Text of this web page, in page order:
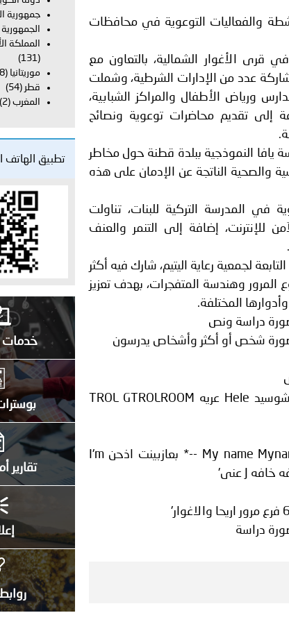
اختتام المؤتمر العربي الثاني عشر للمسؤولين عن الأمن
والفعاليات التوعوية في محافظات
قرى الأغوار الشمالية، بالتعاون مع
عدد من الإدارات الشرطية، وشملت
ورياض الأطفال والمراكز الشبابية،
إلى تقديم محاضرات توعوية ونصائح
النموذجية ببلدة قطنة حول مخاطر
السلوكية والنفسية والصحية الناتجة عن الإدمان على هذه
المدرسة التركية للبنات، تناولت
للإنترنت، إضافة إلى التنمر والعنف
لجمعية رعاية اليتيم، شارك فيه أكثر
المرور وهندسة المتفجرات، بهدف تعزيز
المختلفة.
جمهورية
الجمهورية
المملكة
(131)
موريتانيا (78)
قطر (54)
المغرب (2)
تطبيق الهاتف
خدمات
تقارير